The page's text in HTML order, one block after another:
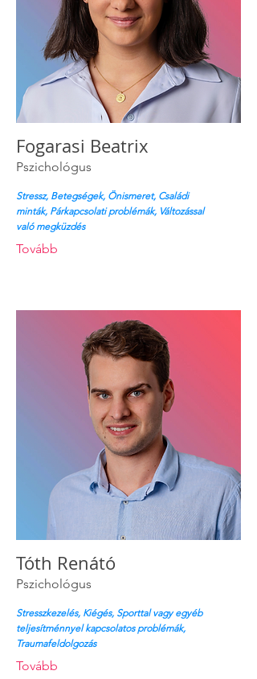
Fogarasi Beatrix
Pszichológus
Stressz, Betegségek, Önismeret, Családi
minták, Párkapcsolati problémák, Változással
való megküzdés
Tovább
Tóth Renátó
Pszichológus
Stresszkezelés, Kiégés, Sporttal vagy egyéb
teljesítménnyel kapcsolatos problémák,
Traumafeldolgozás
Tovább